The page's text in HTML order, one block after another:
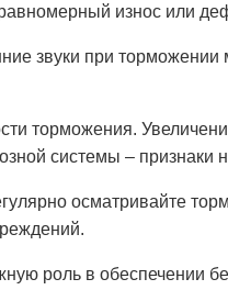
износ или
звуки при торможении
торможения.
системы – признаки
осматривайте
роль в обеспечении